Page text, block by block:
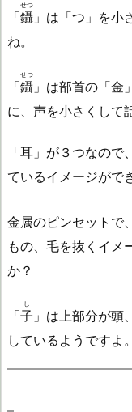
「鑷
せつ
」は「つ」を小
ね。
「鑷
せつ
」は部首の「金
に、声を小さくして
「耳」が３つなの
ているイメージがで
金属のピンセットで、
もの、毛を抜くイメ
か？
「子
し
」は上部分が頭
しているようですよ。